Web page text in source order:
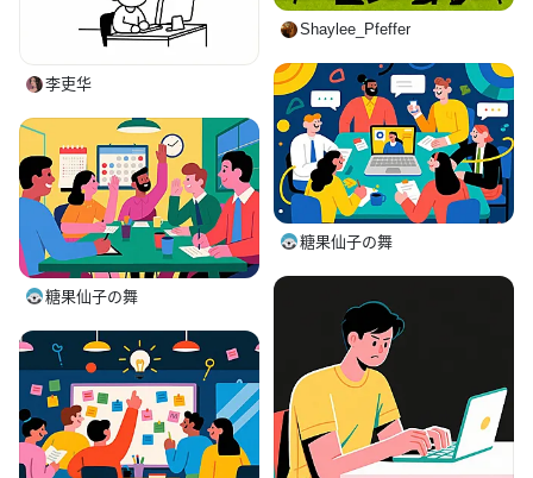
Shaylee_Pfeffer
李吏华
糖果仙子の舞
糖果仙子の舞